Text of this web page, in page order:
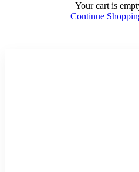
Your cart is
Continue